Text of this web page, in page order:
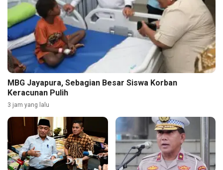
MBG Jayapura, Sebagian Besar Siswa Korban
Keracunan Pulih
3 jam yang lalu